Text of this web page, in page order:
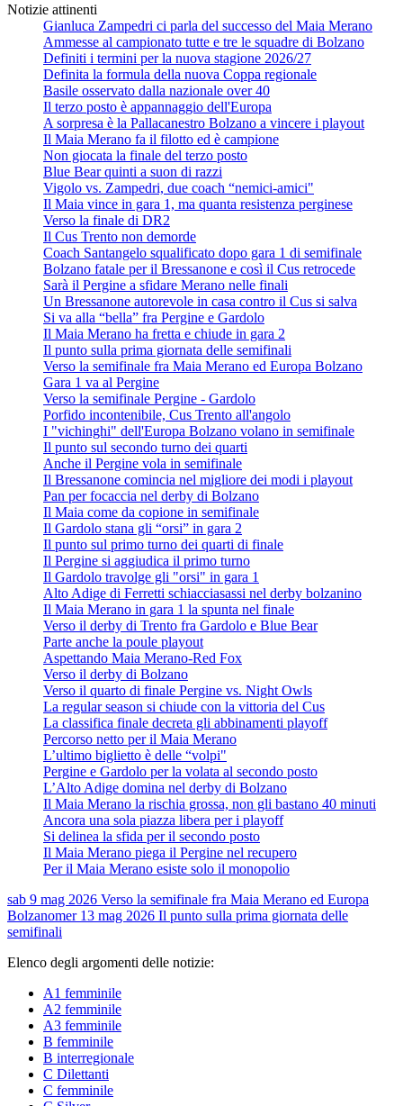
Notizie attinenti
Gianluca Zampedri ci parla del successo del Maia Merano
Ammesse al campionato tutte e tre le squadre di Bolzano
Definiti i termini per la nuova stagione 2026/27
Definita la formula della nuova Coppa regionale
Basile osservato dalla nazionale over 40
Il terzo posto è appannaggio dell'Europa
A sorpresa è la Pallacanestro Bolzano a vincere i playout
Il Maia Merano fa il filotto ed è campione
Non giocata la finale del terzo posto
Blue Bear quinti a suon di razzi
Vigolo vs. Zampedri, due coach “nemici-amici"
Il Maia vince in gara 1, ma quanta resistenza perginese
Verso la finale di DR2
Il Cus Trento non demorde
Coach Santangelo squalificato dopo gara 1 di semifinale
Bolzano fatale per il Bressanone e così il Cus retrocede
Sarà il Pergine a sfidare Merano nelle finali
Un Bressanone autorevole in casa contro il Cus si salva
Si va alla “bella” fra Pergine e Gardolo
Il Maia Merano ha fretta e chiude in gara 2
Il punto sulla prima giornata delle semifinali
Verso la semifinale fra Maia Merano ed Europa Bolzano
Gara 1 va al Pergine
Verso la semifinale Pergine - Gardolo
Porfido incontenibile, Cus Trento all'angolo
I "vichinghi" dell'Europa Bolzano volano in semifinale
Il punto sul secondo turno dei quarti
Anche il Pergine vola in semifinale
Il Bressanone comincia nel migliore dei modi i playout
Pan per focaccia nel derby di Bolzano
Il Maia come da copione in semifinale
Il Gardolo stana gli “orsi” in gara 2
Il punto sul primo turno dei quarti di finale
Il Pergine si aggiudica il primo turno
Il Gardolo travolge gli "orsi" in gara 1
Alto Adige di Ferretti schiacciasassi nel derby bolzanino
Il Maia Merano in gara 1 la spunta nel finale
Verso il derby di Trento fra Gardolo e Blue Bear
Parte anche la poule playout
Aspettando Maia Merano-Red Fox
Verso il derby di Bolzano
Verso il quarto di finale Pergine vs. Night Owls
La regular season si chiude con la vittoria del Cus
La classifica finale decreta gli abbinamenti playoff
Percorso netto per il Maia Merano
L’ultimo biglietto è delle “volpi"
Pergine e Gardolo per la volata al secondo posto
L’Alto Adige domina nel derby di Bolzano
Il Maia Merano la rischia grossa, non gli bastano 40 minuti
Ancora una sola piazza libera per i playoff
Si delinea la sfida per il secondo posto
Il Maia Merano piega il Pergine nel recupero
Per il Maia Merano esiste solo il monopolio
sab 9 mag 2026 Verso la semifinale fra Maia Merano ed Europa
Bolzanomer 13 mag 2026 Il punto sulla prima giornata delle
semifinali
Elenco degli argomenti delle notizie:
A1 femminile
A2 femminile
A3 femminile
B femminile
B interregionale
C Dilettanti
C femminile